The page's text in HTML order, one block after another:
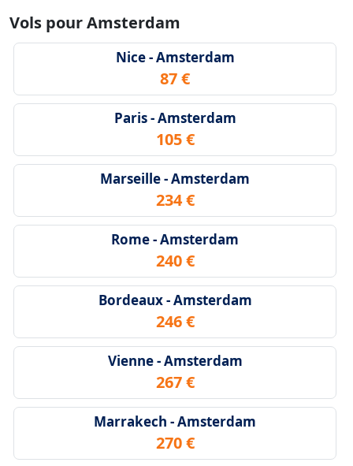
Vols pour Amsterdam
Nice - Amsterdam
87 €
Paris - Amsterdam
105 €
Marseille - Amsterdam
234 €
Rome - Amsterdam
240 €
Bordeaux - Amsterdam
246 €
Vienne - Amsterdam
267 €
Marrakech - Amsterdam
270 €